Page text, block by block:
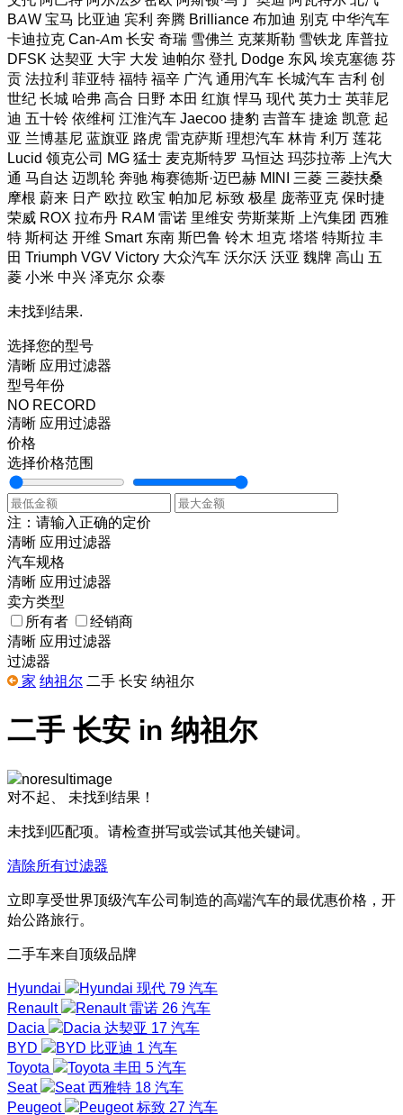
BAW 宝马 比亚迪 宾利 奔腾 Brilliance 布加迪 别克 中华汽车
卡迪拉克 Can-Am 长安 奇瑞 雪佛兰 克莱斯勒 雪铁龙 库普拉
DFSK 达契亚 大宇 大发 迪帕尔 登扎 Dodge 东风 埃克塞德 芬
贡 法拉利 菲亚特 福特 福辛 广汽 通用汽车 长城汽车 吉利 创
世纪 长城 哈弗 高合 日野 本田 红旗悍马 现代 英力士 英菲尼
迪 五十铃 依维柯 江淮汽车 Jaecoo 捷豹 吉普车 捷途 凯意 起
亚 兰博基尼 蓝旗亚 路虎 雷克萨斯 理想汽车 林肯 利万 莲花
Lucid 领克公司 MG 猛士 麦克斯特罗 马恒达 玛莎拉蒂 上汽大
通 马自达 迈凯轮 奔驰 梅赛德斯·迈巴赫 MINI 三菱 三菱扶桑
摩根 蔚来 日产 欧拉 欧宝 帕加尼 标致 极星 庞蒂亚克 保时捷
荣威 ROX 拉布丹 RAM 雷诺 里维安 劳斯莱斯 上汽集团 西雅
特 斯柯达 开维 Smart 东南 斯巴鲁 铃木 坦克 塔塔 特斯拉 丰
田 Triumph VGV Victory 大众汽车 沃尔沃 沃亚 魏牌 高山 五
菱 小米 中兴 泽克尔 众泰
未找到结果.
选择您的型号
清晰 应用过滤器
型号年份
NO RECORD
清晰 应用过滤器
价格
选择价格范围
注：请输入正确的定价
清晰 应用过滤器
汽车规格
清晰 应用过滤器
卖方类型
所有者
经销商
清晰 应用过滤器
过滤器
家 纳祖尔 二手 长安 纳祖尔
二手 长安 in 纳祖尔
对不起、 未找到结果！
未找到匹配项。请检查拼写或尝试其他关键词。
清除所有过滤器
立即享受世界顶级汽车公司制造的高端汽车的最优惠价格，开
始公路旅行。
二手车来自顶级品牌
Hyundai
现代 79 汽车
Renault
雷诺 26 汽车
Dacia
达契亚 17 汽车
BYD
比亚迪 1 汽车
Toyota
丰田 5 汽车
Seat
西雅特 18 汽车
Peugeot
标致 27 汽车